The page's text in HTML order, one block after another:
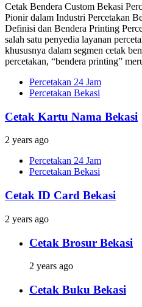
Cetak Bendera Custom Bekasi
Pionir dalam Industri Percetakan
Definisi dan Bendera Printing
salah satu penyedia layanan
khususnya dalam segmen cetak
percetakan, “bendera printing”
Percetakan 24 Jam
Percetakan Bekasi
Cetak Kartu Nama Bekasi
2 years ago
Percetakan 24 Jam
Percetakan Bekasi
Cetak ID Card Bekasi
2 years ago
Cetak Brosur Bekasi
2 years ago
Cetak Buku Bekasi